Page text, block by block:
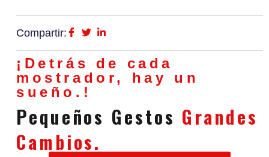
Compartir:
¡Detrás de cada
mostrador, hay un
sueño.!
Pequeños Gestos Grandes
Cambios.